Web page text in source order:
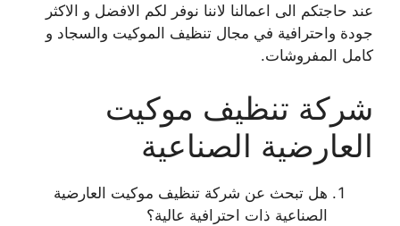
عند حاجتكم الى اعمالنا لاننا نوفر لكم الافضل و الاكثر
جودة واحترافية في مجال تنظيف الموكيت والسجاد و
كامل المفروشات.
شركة تنظيف موكيت
العارضية الصناعية
هل تبحث عن شركة تنظيف موكيت العارضية
الصناعية ذات احترافية عالية؟